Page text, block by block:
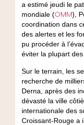
a estimé jeudi le
mondiale (OMM),
coordination dans
des alertes et les
pu procéder à
éviter la plupart
Sur le terrain, les
recherche de
Derna, après des
dévasté la ville
internationale des
Croissant-Rouge a